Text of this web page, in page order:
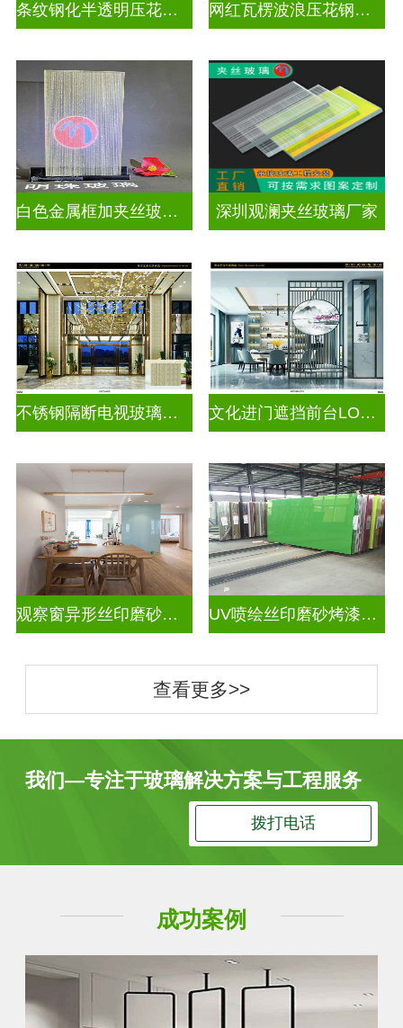
条纹钢化半透明压花玻璃 网红瓦楞波浪压花钢化玻璃
白色金属框加夹丝玻璃怎么安装 深圳观澜夹丝玻璃厂家
不锈钢隔断电视玻璃背景墙 文化进门遮挡前台LOGO玻璃背景墙
观察窗异形丝印磨砂烤漆玻璃 UV喷绘丝印磨砂烤漆玻璃
查看更多>>
我们—专注于玻璃解决方案与工程服务
拨打电话
成功案例